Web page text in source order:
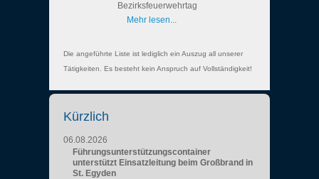
Bezirksfeuerwehrtag
Mehr lesen...
Die angeführte Liste ist lediglich ein Auszug all unserer
Tätigkeiten. Es besteht kein Anspruch auf Vollständigkeit!
Kürzlich
06.08.2026
Führungsunterstützungscontainer
unterstützt Einsatzleitung beim Großbrand in
St. Egyden